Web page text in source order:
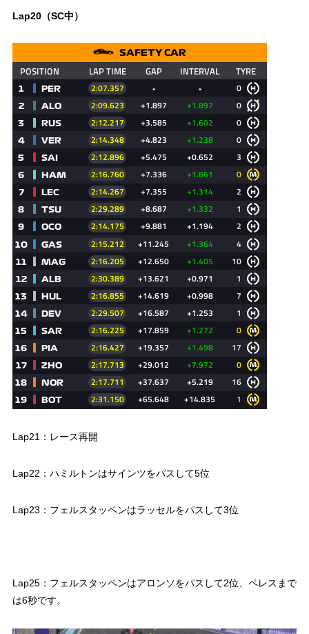
Lap20（SC中）
Lap21：レース再開
Lap22：ハミルトンはサインツをパスして5位
Lap23：フェルスタッペンはラッセルをパスして3位
Lap25：フェルスタッペンはアロンソをパスして2位、ペレスまで
は6秒です。